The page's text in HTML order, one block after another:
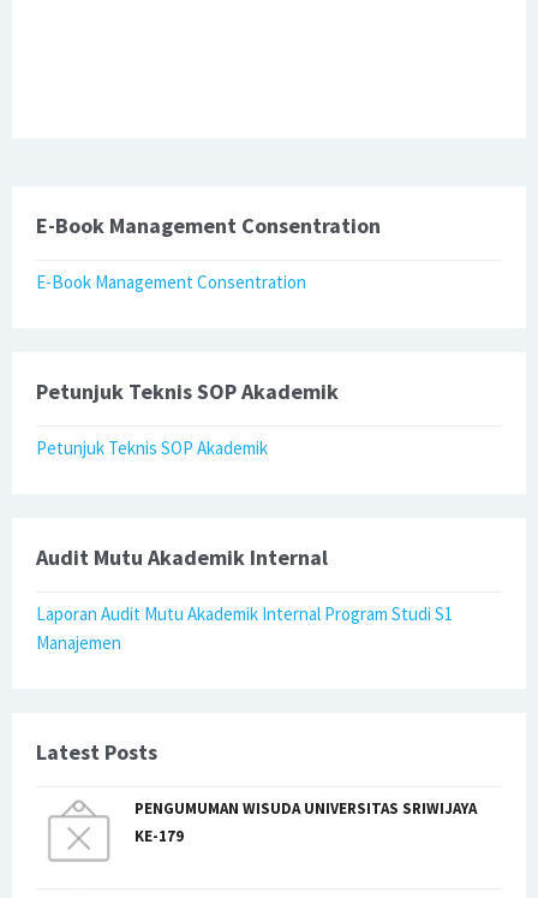
E-Book Management Consentration
E-Book Management Consentration
Petunjuk Teknis SOP Akademik
Petunjuk Teknis SOP Akademik
Audit Mutu Akademik Internal
Laporan Audit Mutu Akademik Internal Program Studi S1
Manajemen
Latest Posts
PENGUMUMAN WISUDA UNIVERSITAS SRIWIJAYA
KE-179